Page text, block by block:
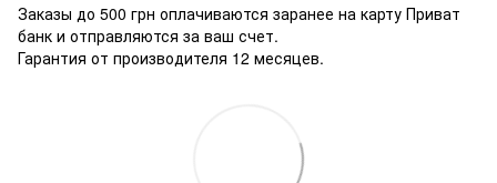
Заказы до 500 грн оплачиваются заранее на карту Приват
банк и отправляются за ваш счет.
Гарантия от производителя 12 месяцев.